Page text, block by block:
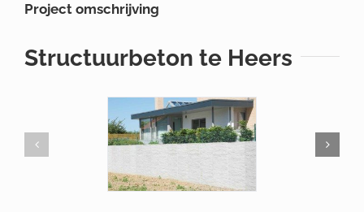
Project omschrijving
Structuurbeton te Heers